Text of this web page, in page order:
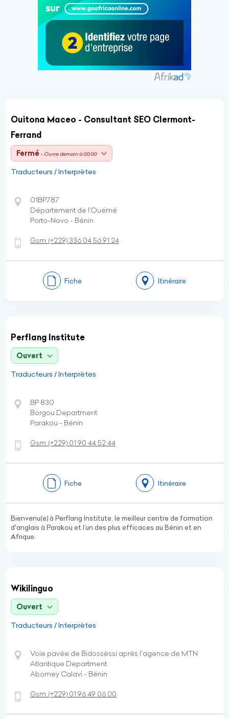
Ouitona Maceo - Consultant SEO Clermont-
Ferrand
Fermé - Ouvre demain à 00:00
Traducteurs / Interprètes
01BP787
Département de l’Ouémé
Porto-Novo - Bénin
Gsm:(+229) 336 04 56 91 24
Fiche Itinéraire
Perflang Institute
Ouvert
Traducteurs / Interprètes
BP 830
Borgou Department
Parakou - Bénin
Gsm:(+229) 01 90 44 52 44
Fiche Itinéraire
Bienvenu(e) à Perflang Institute, le meilleur centre de formation
d'anglais à Parakou et l’un des plus efficaces au Bénin et en
Afrique.
Wikilinguo
Ouvert
Traducteurs / Interprètes
Voie pavée de Bidossèssi après l'agence de MTN
Atlantique Department
Abomey Calavi - Bénin
Gsm:(+229) 01 96 49 06 00